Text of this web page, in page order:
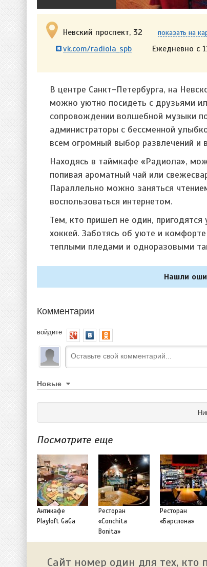
Невский проспект, 32 показать на
vk.com/radiola_spb Ежедневно с
В центре Санкт-Петербурга, на
можно уютно посидеть с друзьями
сопровождении волшебной музыки
администраторы с бессменной
всем огромный выбор развлечений и
Находясь в таймкафе «Радиола»,
попивая ароматный чай или
Параллельно можно заняться
воспользоваться интернетом.
Тем, кто пришел не один,
хоккей. Заботясь об уюте и
теплыми пледами и одноразовыми
Нашли
Комментарии
войдите
Новые
Посмотрите еще
Антикафе
Playloft GaGa
Ресторан
«Conchita
Bonita»
Ресторан
«Барслона»
Сайт номер один для тех, кто